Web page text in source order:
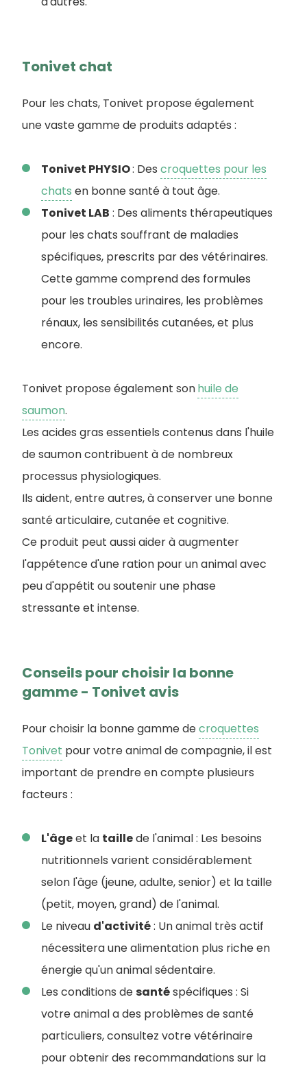
Tonivet chat
Pour les chats, Tonivet propose également
une vaste gamme de produits adaptés :
Tonivet PHYSIO: Des croquettes pour les
chats en bonne santé à tout âge.
Tonivet LAB : Des aliments thérapeutiques
pour les chats souffrant de maladies
spécifiques, prescrits par des vétérinaires.
Cette gamme comprend des formules
pour les troubles urinaires, les problèmes
rénaux, les sensibilités cutanées, et plus
encore.
Tonivet propose également sonhuile de
saumon.
Les acides gras essentiels contenus dans l'huile
de saumon contribuent à de nombreux
processus physiologiques.
Ils aident, entre autres, à conserver une bonne
santé articulaire, cutanée et cognitive.
Ce produit peut aussi aider à augmenter
l'appétence d'une ration pour un animal avec
peu d'appétit ou soutenir une phase
stressante et intense.
Conseils pour choisir la bonne
gamme - Tonivet avis
Pour choisir la bonne gamme decroquettes
Tonivet pour votre animal de compagnie, il est
important de prendre en compte plusieurs
facteurs :
L'âgeet la taillede l'animal : Les besoins
nutritionnels varient considérablement
selon l'âge (jeune, adulte, senior) et la taille
(petit, moyen, grand) de l'animal.
Le niveau d'activité: Un animal très actif
nécessitera une alimentation plus riche en
énergie qu'un animal sédentaire.
Les conditions desantéspécifiques : Si
votre animal a des problèmes de santé
particuliers, consultez votre vétérinaire
pour obtenir des recommandations sur la